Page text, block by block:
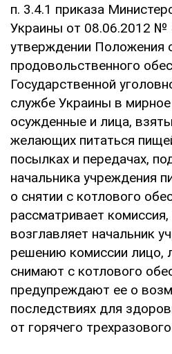
п. 3.4.1 приказа
Украины от 08.06.2012 №
утверждении Положения
продовольственного
Государственной
службе Украины в
осужденные и лица,
желающих питаться
посылках и передачах,
начальника учреждения
о снятии с котлового
рассматривает
возглавляет начальник
решению комиссии лицо,
снимают с котлового
предупреждают ее о
последствиях для
от горячего